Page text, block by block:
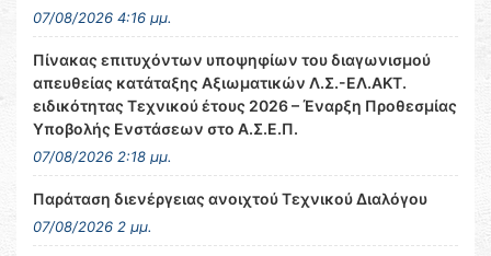
07/08/2026 4:16 μμ.
Πίνακας επιτυχόντων υποψηφίων του διαγωνισμού
απευθείας κατάταξης Αξιωματικών Λ.Σ.-ΕΛ.ΑΚΤ.
ειδικότητας Τεχνικού έτους 2026 – Έναρξη Προθεσμίας
Υποβολής Ενστάσεων στο Α.Σ.Ε.Π.
07/08/2026 2:18 μμ.
Παράταση διενέργειας ανοιχτού Τεχνικού Διαλόγου
07/08/2026 2 μμ.